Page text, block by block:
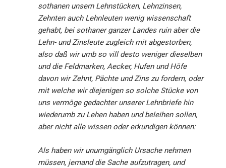
sothanen unsern Lehnstücken, Lehnzinsen,
Zehnten auch Lehnleuten wenig wissenschaft
gehabt, bei sothaner ganzer Landes ruin aber die
Lehn- und Zinsleute zugleich mit abgestorben,
also daß wir umb so vill desto weniger dieselben
und die Feldmarken, Aecker, Hufen und Höfe
davon wir Zehnt, Pächte und Zins zu fordern, oder
mit welche wir diejenigen so solche Stücke von
uns vermöge gedachter unserer Lehnbriefe hin
wiederumb zu Lehen haben und beleihen sollen,
aber nicht alle wissen oder erkundigen können:
Als haben wir unumgänglich Ursache nehmen
müssen, jemand die Sache aufzutragen, und